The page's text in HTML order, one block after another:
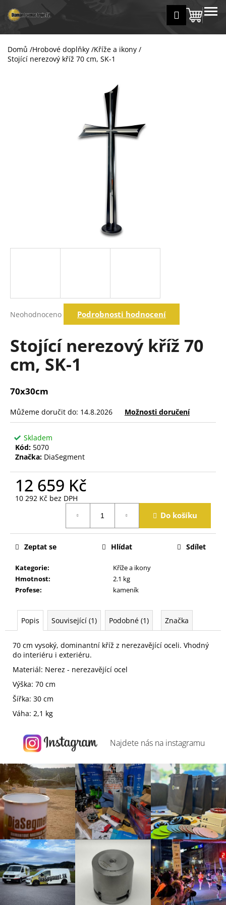
na
obsah
Přihlášení
košík
MENU
Domů /Hrobové doplňky /Kříže a ikony /
Stojící nerezový kříž 70 cm, SK-1
hodnocení
0,0
5
hvězdiček.
Neohodnoceno Podrobnosti hodnocení
Stojící nerezový kříž 70
cm, SK-1
70x30cm
Můžeme doručit do: 14.8.2026 Možnosti doručení
Skladem
Kód: 5070
Značka: DiaSegment
12 659 Kč
10 292 Kč bez DPH
Do košíku
Kategorie:
Kříže a ikony
Hmotnost:
2.1 kg
Profese: kameník
Zeptat se Hlídat Sdílet
Popis Související (1) Podobné (1) Značka
70 cm vysoký, dominantní kříž z nerezavějící oceli. Vhodný
do interiéru i exteriéru.
Materiál: Nerez - nerezavějící ocel
Výška: 70 cm
Šířka: 30 cm
Váha: 2,1 kg
š
Zpět
Zpět
C
j
D
p
r
u
č
u
e
m
Najdete nás na instagramu